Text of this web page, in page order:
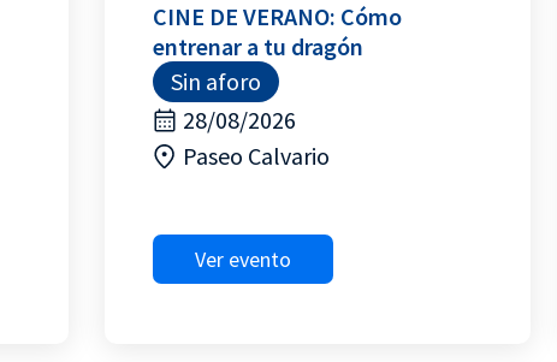
CINE DE VERANO: Cómo
entrenar a tu dragón
Sin aforo
28/08/2026
Paseo Calvario
Ver evento